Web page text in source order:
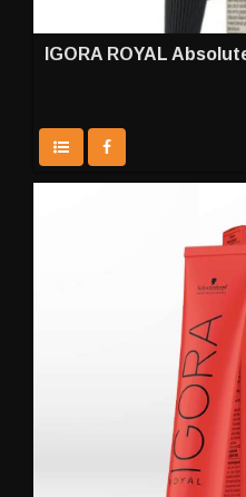
IGORA ROYAL